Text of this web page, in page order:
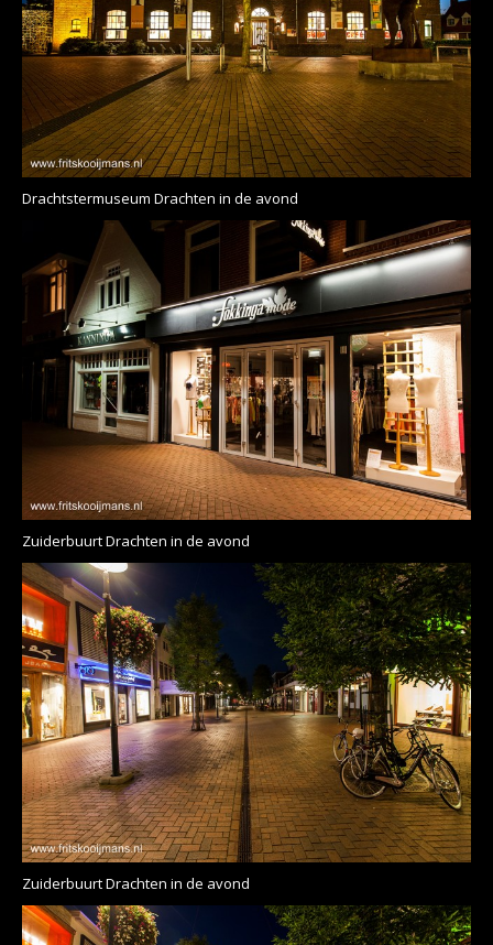
Drachtstermuseum Drachten in de avond
Zuiderbuurt Drachten in de avond
Zuiderbuurt Drachten in de avond